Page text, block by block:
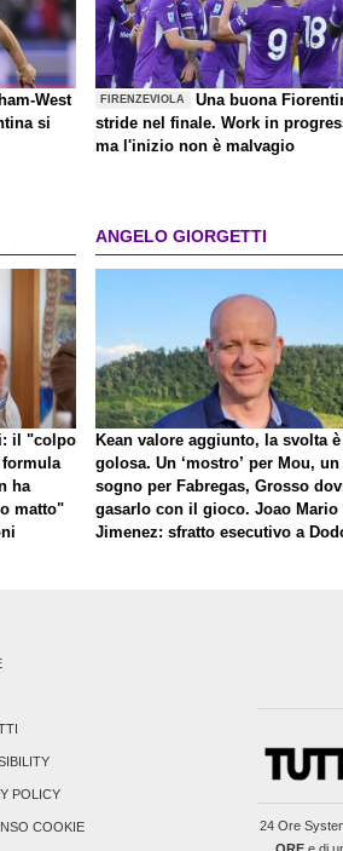
West
si
FIRENZEVIOLA
Una buona
stride nel finale. Work in
ma l'inizio non è malvagio
il "colpo
ha
matto"
ANGELO GIORGETTI
Kean valore aggiunto, la svolta è
golosa. Un ‘mostro’ per Mou, un
sogno per Fabregas, Grosso
gasarlo con il gioco. Joao Mario
Jimenez: sfratto esecutivo a
POLICY
COOKIE 24 Ore